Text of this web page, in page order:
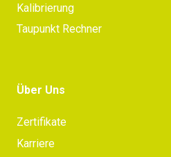
Kalibrierung
Taupunkt Rechner
Über Uns
Zertifikate
Karriere